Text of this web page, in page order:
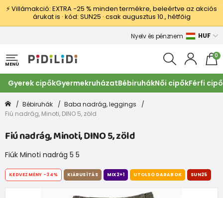
⚡ Villámakció: EXTRA −25 % minden termékre, beleértve az akciós
árukat is · kód: SUN25 · csak augusztus 10., hétfőig
Nyelv és pénznem HUF
MENÜ
0
Gyerek cipőkGyermekruházatBébiruhákNői cipőkFérfi
Bébiruhák
Baba nadrág, leggings
Fiú nadrág, Minoti, DINO 5, zöld
Fiú nadrág, Minoti, DINO 5, zöld
Fiúk Minoti nadrág 5 5
KEDVEZMÉNY -34% KIÁRUSÍTÁS MIX2+1 UTOLSÓ DARABOK SUN25